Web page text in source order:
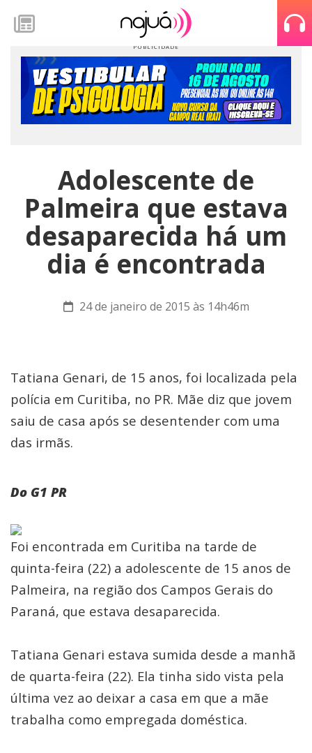
Adolescente de
Palmeira que estava
desaparecida há um
dia é encontrada
24 de janeiro de 2015 às 14h46m
Tatiana Genari, de 15 anos, foi localizada pela
polícia em Curitiba, no PR. Mãe diz que jovem
saiu de casa após se desentender com uma
das irmãs.
Do G1 PR
Foi encontrada em Curitiba na tarde de
quinta-feira (22) a adolescente de 15 anos de
Palmeira, na região dos Campos Gerais do
Paraná, que estava desaparecida.
Tatiana Genari estava sumida desde a manhã
de quarta-feira (22). Ela tinha sido vista pela
última vez ao deixar a casa em que a mãe
trabalha como empregada doméstica.